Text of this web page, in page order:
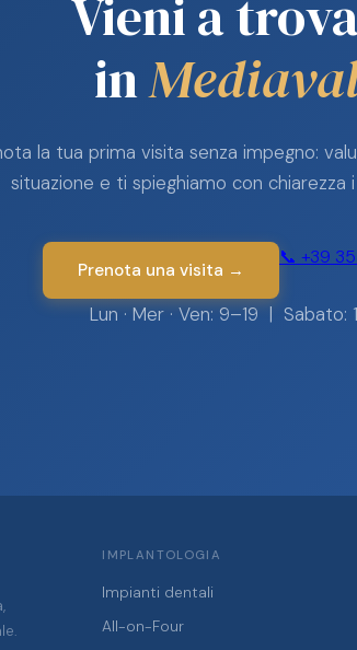
Vieni a
in
la tua prima visita senza impegno:
situazione e ti spieghiamo con chiarezza
Prenota una visita →
📞 +39
Lun · Mer · Ven: 9–19 | Sabato:
IMPLANTOLOGIA
Impianti dentali
All-on-Four